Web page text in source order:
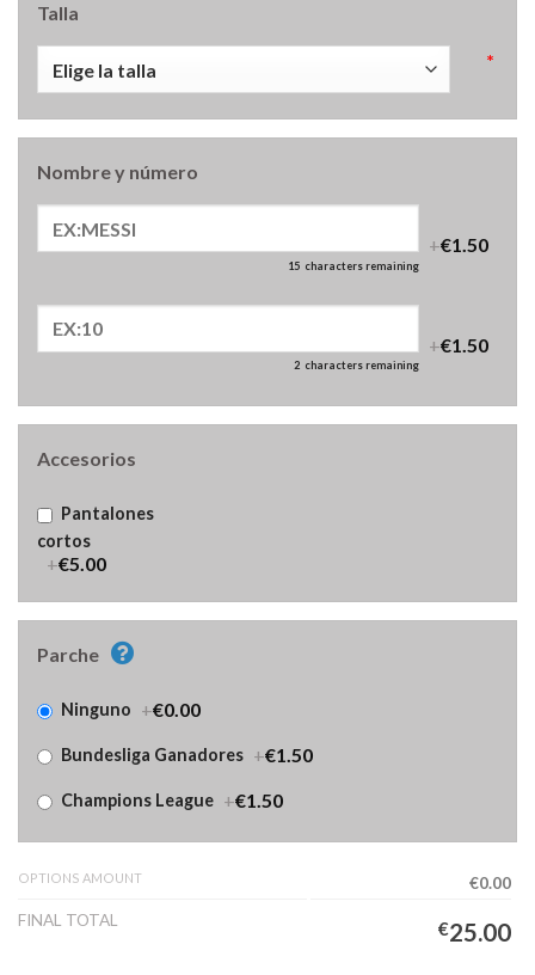
Talla
*
Nombre y número
15 characters remaining
+€1.50
2 characters remaining
+€1.50
Accesorios
Pantalones
cortos
+€5.00
Parche
Ninguno +€0.00
Bundesliga Ganadores +€1.50
Champions League +€1.50
OPTIONS AMOUNT
€0.00
FINAL TOTAL
€25.00